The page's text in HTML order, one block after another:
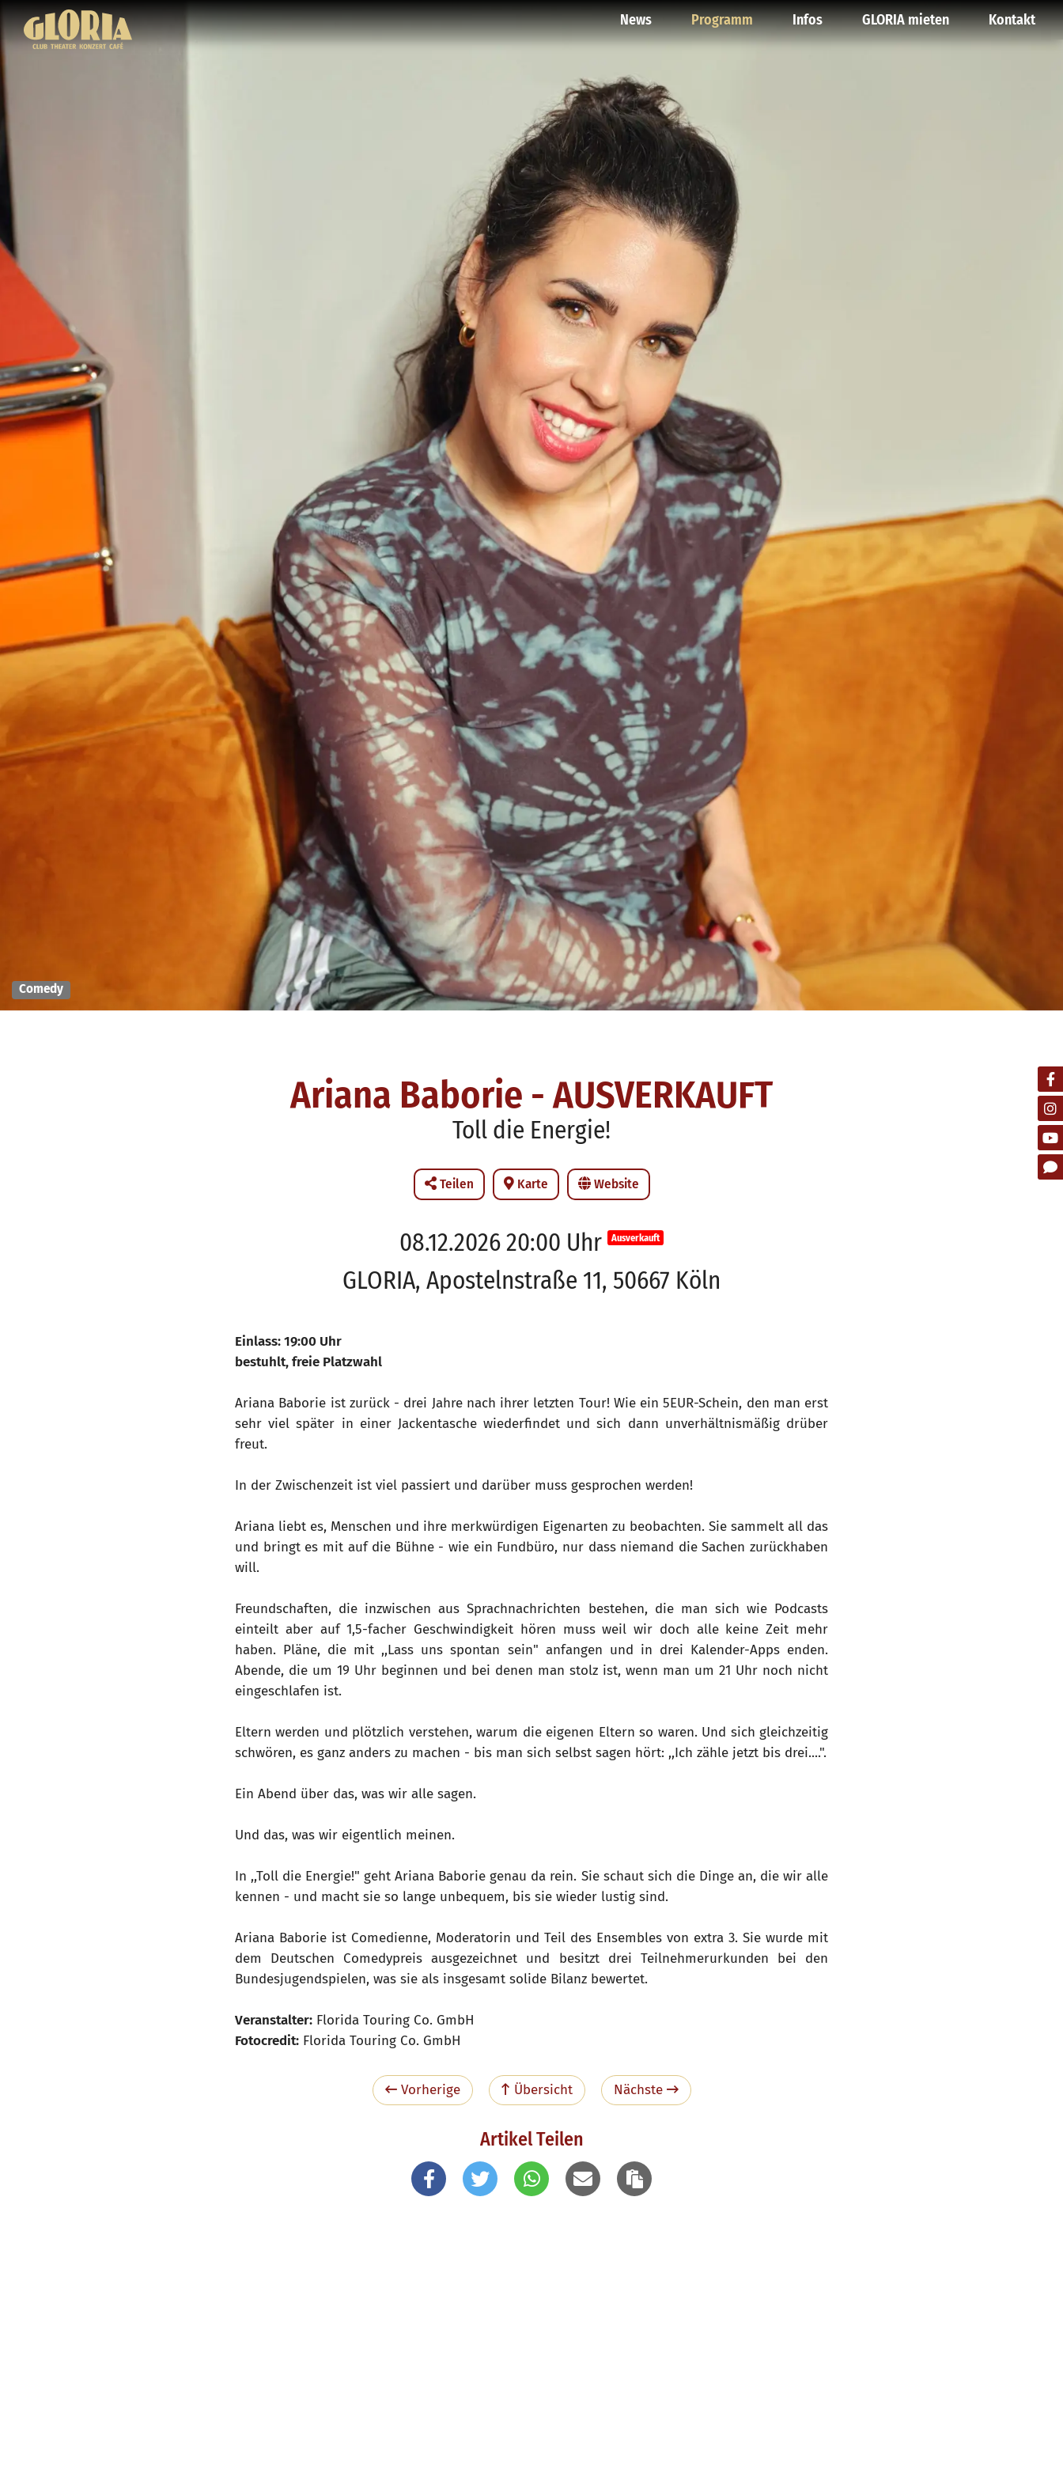
News Programm Infos GLORIA mieten Kontakt
Comedy
Ariana Baborie - AUSVERKAUFT
Toll die Energie!
Teilen Karte Website
08.12.2026 20:00 Uhr Ausverkauft
GLORIA, Apostelnstraße 11, 50667 Köln
Einlass: 19:00 Uhr
bestuhlt, freie Platzwahl
Ariana Baborie ist zurück - drei Jahre nach ihrer letzten Tour! Wie ein 5EUR-Schein, den man erst
sehr viel später in einer Jackentasche wiederfindet und sich dann unverhältnismäßig drüber
freut.
In der Zwischenzeit ist viel passiert und darüber muss gesprochen werden!
Ariana liebt es, Menschen und ihre merkwürdigen Eigenarten zu beobachten. Sie sammelt all das
und bringt es mit auf die Bühne - wie ein Fundbüro, nur dass niemand die Sachen zurückhaben
will.
Freundschaften, die inzwischen aus Sprachnachrichten bestehen, die man sich wie Podcasts
einteilt aber auf 1,5-facher Geschwindigkeit hören muss weil wir doch alle keine Zeit mehr
haben. Pläne, die mit ,,Lass uns spontan sein" anfangen und in drei Kalender-Apps enden.
Abende, die um 19 Uhr beginnen und bei denen man stolz ist, wenn man um 21 Uhr noch nicht
eingeschlafen ist.
Eltern werden und plötzlich verstehen, warum die eigenen Eltern so waren. Und sich gleichzeitig
schwören, es ganz anders zu machen - bis man sich selbst sagen hört: ,,Ich zähle jetzt bis drei....".
Ein Abend über das, was wir alle sagen.
Und das, was wir eigentlich meinen.
In ,,Toll die Energie!" geht Ariana Baborie genau da rein. Sie schaut sich die Dinge an, die wir alle
kennen - und macht sie so lange unbequem, bis sie wieder lustig sind.
Ariana Baborie ist Comedienne, Moderatorin und Teil des Ensembles von extra 3. Sie wurde mit
dem Deutschen Comedypreis ausgezeichnet und besitzt drei Teilnehmerurkunden bei den
Bundesjugendspielen, was sie als insgesamt solide Bilanz bewertet.
Veranstalter: Florida Touring Co. GmbH
Fotocredit: Florida Touring Co. GmbH
Vorherige Übersicht Nächste
Artikel Teilen